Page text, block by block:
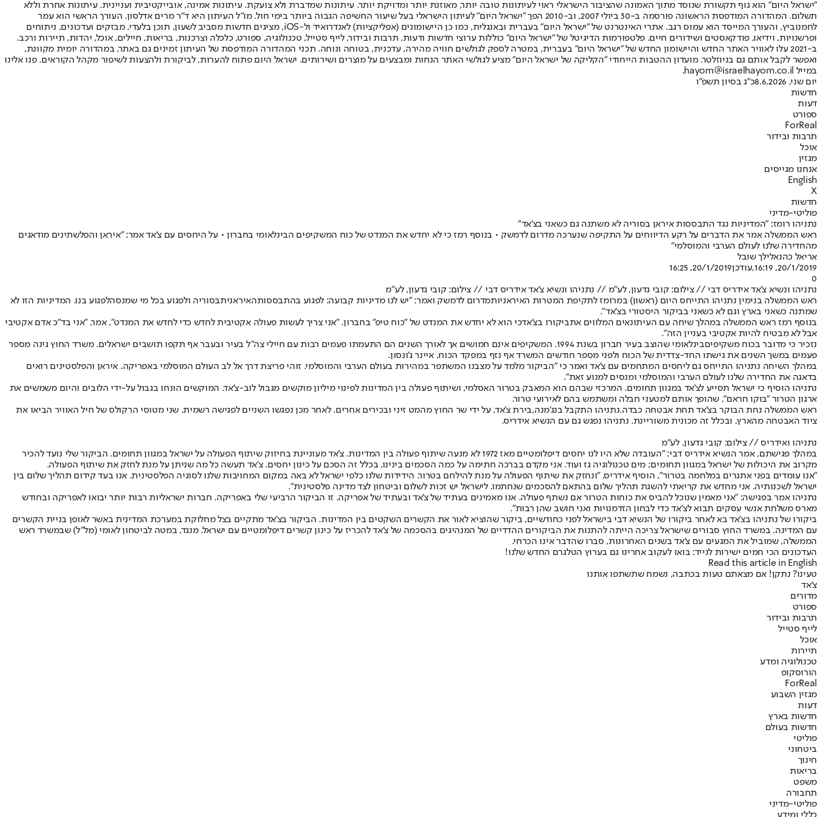
"ישראל היום" הוא גוף תקשורת שנוסד מתוך האמונה שהציבור הישראלי ראוי לעיתונות טובה יותר, מאוזנת יותר ומדויקת יותר. עיתונות שמדברת ולא צועקת. עיתונות אמינה, אובייקטיבית ועניינית. עיתונות אחרת וללא
תשלום. המהדורה המודפסת הראשונה פורסמה ב-30 ביולי 2007, וב-2010 הפך "ישראל היום" לעיתון הישראלי בעל שיעור החשיפה הגבוה ביותר בימי חול. מו"ל העיתון היא ד"ר מרים אדלסון. העורך הראשי הוא עמר
לחמנוביץ, והעורך המייסד הוא עמוס רגב. אתרי האינטרנט של "ישראל היום" בעברית ובאנגלית, כמו כן היישומונים (אפליקציות) לאנדרואיד ול-iOS, מציגים חדשות מסביב לשעון, תוכן בלעדי, מבזקים ועדכונים, ניתוחים
ופרשנויות, וידיאו, פודקאסטים ושידורים חיים. פלטפורמות הדיגיטל של "ישראל היום" כוללות ערוצי חדשות ודעות, תרבות ובידור, לייף סטייל, טכנולוגיה, ספורט, כלכלה וצרכנות, בריאות, חיילים, אוכל, יהדות, תיירות ורכב.
ב-2021 עלו לאוויר האתר החדש והיישומון החדש של "ישראל היום" בעברית, במטרה לספק לגולשים חוויה מהירה, עדכנית, בטוחה ונוחה. תכני המהדורה המודפסת של העיתון זמינים גם באתר, במהדורה יומית מקוונת,
ואפשר לקבל אותם גם בניוזלטר. מועדון ההטבות הייחודי "הקליקה של ישראל היום" מציע לגולשי האתר הנחות ומבצעים על מוצרים ושירותים. ישראל היום פתוח להערות, לביקורת ולהצעות לשיפור מקהל הקוראים. פנו אלינו
במייל hayom@israelhayom.co.il.
יום שני, 8.6.2026
כ"ג בסיון תשפ"ו
חדשות
דעות
ספורט
ForReal
תרבות ובידור
אוכל
מגזין
אנחנו מגייסים
English
X
חדשות
פוליטי-מדיני
נתניהו רומז: "המדיניות נגד התבססות איראן בסוריה לא משתנה גם כשאני בצ'אד"
ראש הממשלה אמר את הדברים על רקע הדיווחים על התקיפה שנערכה מדרום לדמשק • בנוסף רמז כי לא יחדש את המנדט של כוח המשקיפים הבינלאומי בחברון • על היחסים עם צ'אד אמר: "איראן והפלשתינים מודאגים
מהחדירה שלנו לעולם הערבי והמוסלמי"
אריאל כהנאלילך שובל
20/1/2019, 16:19
,עודכן20/1/2019, 16:25
0
נתניהו ונשיא צ'אד אידריס דבי // צילום: קובי גדעון, לע"מ // נתניהו ונשיא צ'אד אידריס דבי // צילום: קובי גדעון, לע"מ
ראש הממשלה בנימין נתניהו התייחס היום (ראשון) במרומז לתקיפת המטרות האיראניותמדרום לדמשק ואמר: "יש לנו מדיניות קבועה: לפגוע בהתבססותהאיראניתבסוריה ולפגוע בכל מי שמנסהלפגוע בנו. המדיניות הזו לא
שמתנה כשאני בארץ וגם לא כשאני בביקור היסטורי בצ'אד".
בנוסף רמז ראש הממשלה במהלך שיחה עם העיתונאים המלווים אתביקורו בצ'אדכי הוא לא יחדש את המנדט של "כוח טיפ" בחברון. "אני צריך לעשות פעולה אקטיבית לחדש כדי לחדש את המנדט", אמר, "אני בד"כ אדם אקטיבי
אבל לא מבטיח להיות אקטיבי בעניין הזה".
נזכיר כי מדובר בכוח משקיפים
בינלאומי שהוצב בעיר חברון בשנת 1994. המשקיפים אינם חמושים אך לאורך השנים הם התעמתו פעמים רבות עם חיילי צה"ל בעיר ובעבר אף תקפו תושבים ישראלים. משרד החוץ גינה מספר
פעמים במשך השנים את גישתו החד-צדדית של הכוח ולפני מספר חודשים המשרד אף נזף במפקד הכוח, איינר ג'ונסון.
במהלך השיחה נתניהו התייחס גם ליחסים המתחמים עם צ'אד ואמר כי "הביקור מלמד על מצבנו המשתפר במהירות בעולם הערבי והמוסלמי. זוהי פריצת דרך אל לב העולם המוסלמי באפריקה. איראן והפלסטינים רואים
בדאגה את החדירה שלנו לעולם הערבי והמוסלמי ומנסים למנוע זאת".
נתניהו הוסיף כי ישראל תסייע לצ'אד במגוון תחומים. המרכזי שבהם הוא המאבק בטרור האסלמי, ושיתוף פעולה בין המדינות לפינוי מיליון מוקשים מגבול לוב-צ'אד. המוקשים הונחו בגבול על-ידי הלובים והיום משמשים את
ארגון הטרור "בוקו חראם", שהופך אותם למטעני חבלה ומשתמש בהם לאירועי טרור.
ראש הממשלה נחת הבוקר בצ'אד תחת אבטחה כבדה.נתניהו התקבל בנג'מנה,בירת צ'אד, על ידי שר החוץ מהמט זיני ובכירים אחרים. לאחר מכן נפגשו השניים לפגישה רשמית. שני מטוסי הרקולס של חיל האוויר הביאו את
ציוד האבטחה מהארץ, ובכלל זה מכונית משוריינת. נתניהו נפגש גם עם הנשיא אידריס.
נתניהו ואידריס // צילום: קובי גדעון, לע"מ
במהלך פגישתם, אמר הנשיא אידריס דבי: "העובדה שלא היו לנו יחסים דיפלומטיים מאז 1972 לא מנעה שיתוף פעולה בין המדינות. צ’אד מעוניינת בחיזוק שיתוף הפעולה על ישראל במגוון תחומים. הביקור שלי נועד להכיר
מקרוב את היכולות של ישראל במגוון תחומים; מים טכנולוגיה גז ועוד. אני מקדם בברכה חתימה על כמה הסכמים בינינו, בכלל זה הסכם על כינון יחסים. צ’אד תעשה כל מה שניתן על מנת לחזק את שיתוף הפעולה.
"אנו עומדים בפני אתגרים במלחמה בטרור", הוסיף אידריס, "ונחזק את שיתוף הפעולה על מנת להילחם בטרור. הידידות שלנו כלפי ישראל לא באה במקום המחויבות שלנו לסוגיה הפלסטינית. אנו בעד קידום תהליך שלום בין
ישראל לשכנותיה. אני מחדש את קריאתי להשגת תהליך שלום בהתאם להסכמים שנחתמו. לישראל יש זכות לשלום וביטחון לצד מדינה פלסטינית".
נתניהו אמר בפגישה: "אני מאמין שנוכל להביס את כוחות הטרור אם נשתף פעולה. אנו מאמינים בעתיד של צ’אד ובעתיד של אפריקה. זו הביקור הרביעי שלי באפריקה. חברות ישראליות רבות יותר יבואו לאפריקה ובחודש
מארס משלחת אנשי עסקים תבוא לצ׳אד כדי לבחון הזדמנויות ואני חושב שהן רבות".
ביקורו של נתניהו בצ'אד בא לאחר ביקורו של הנשיא דבי בישראל לפני כחודשיים, ביקור שהוציא לאור את הקשרים השקטים בין המדינות. הביקור בצ'אד מתקיים בצל מחלוקת במערכת המדינית באשר לאופן בניית הקשרים
עם המדינה. במשרד החוץ סבורים שישראל צריכה הייתה להתנות את הביקורים ההדדיים של המנהיגים בהסכמה של צ'אד להכריז על כינון קשרים דיפלומטיים עם ישראל. מנגד, במטה לביטחון לאומי (מל"ל) שבמשרד ראש
הממשלה, שמוביל את המגעים עם צ'אד בשנים האחרונות, סברו שהדבר אינו הכרחי.
העדכונים הכי חמים ישירות לנייד: בואו לעקוב אחרינו גם בערוץ הטלגרם החדש שלנו!
Read this article in English
טעינו? נתקן! אם מצאתם טעות בכתבה, נשמח שתשתפו אותנו
צ'אד
מדורים
ספורט
תרבות ובידור
לייף סטייל
אוכל
תיירות
טכנולוגיה ומדע
הורוסקופ
ForReal
מגזין השבוע
דעות
חדשות בארץ
חדשות בעולם
פוליטי
ביטחוני
חינוך
בריאות
משפט
תחבורה
פוליטי-מדיני